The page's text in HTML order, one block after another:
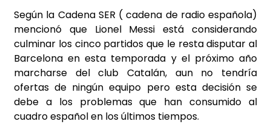
Según la Cadena SER ( cadena de radio española)
mencionó que Lionel Messi está considerando
culminar los cinco partidos que le resta disputar al
Barcelona en esta temporada y el próximo año
marcharse del club Catalán, aun no tendría
ofertas de ningún equipo pero esta decisión se
debe a los problemas que han consumido al
cuadro español en los últimos tiempos.